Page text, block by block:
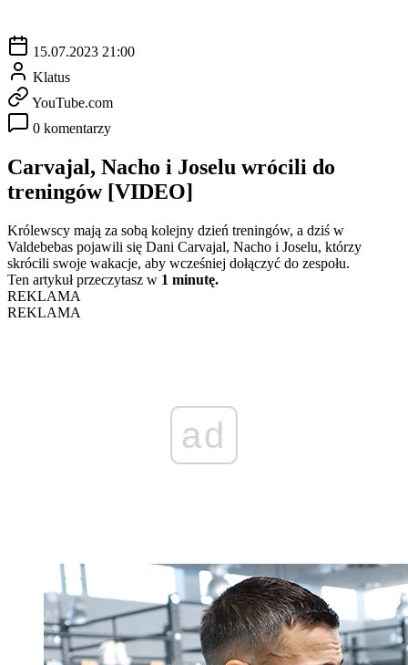
15.07.2023 21:00
Klatus
YouTube.com
0 komentarzy
Carvajal, Nacho i Joselu wrócili do
treningów [VIDEO]
Królewscy mają za sobą kolejny dzień treningów, a dziś w
Valdebebas pojawili się Dani Carvajal, Nacho i Joselu, którzy
skrócili swoje wakacje, aby wcześniej dołączyć do zespołu.
Ten artykuł przeczytasz w 1 minutę.
REKLAMA
REKLAMA
ad